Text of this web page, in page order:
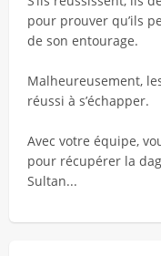
pour prouver qu’ils
de son entourage.
Malheureusement,
réussi à s’échapper.
Avec votre équipe,
pour récupérer la
Sultan...